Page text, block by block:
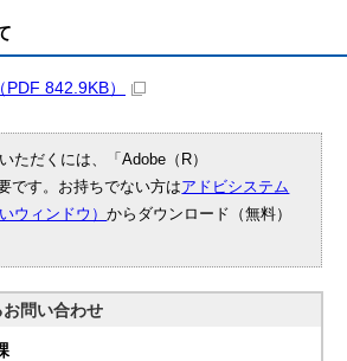
842.9KB）
ただくには、「Adobe（R）
です。お持ちでない方はアドビシステム
ウィンドウ）からダウンロード（無料）
お問い合わせ